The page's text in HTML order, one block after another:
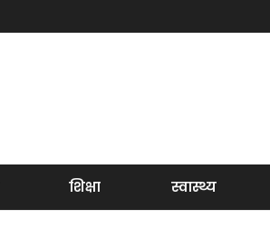
शिक्षा स्वास्थ्य